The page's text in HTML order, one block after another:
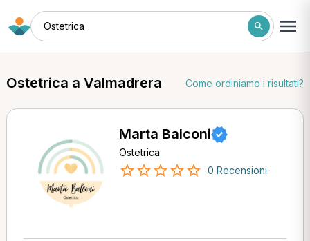
Ostetrica
Ostetrica a Valmadrera Come ordiniamo i risultati?
Marta Balconi
Ostetrica
0 Recensioni